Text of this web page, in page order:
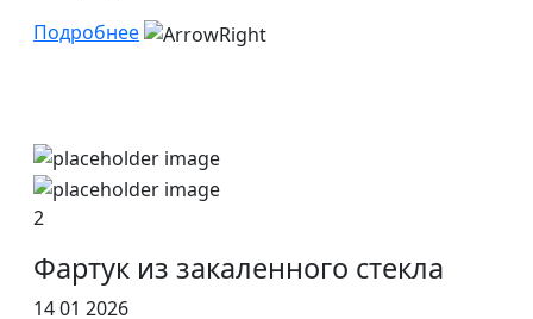
Подробнее
2
Фартук из закаленного стекла
14 01 2026